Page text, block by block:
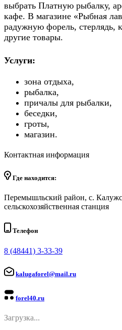
выбрать Платную рыбалку,
кафе. В магазине «Рыбная
радужную форель, стерлядь,
другие товары.
Услуги:
зона отдыха,
рыбалка,
причалы для рыбалки,
беседки,
гроты,
магазин.
Контактная информация
Где находится:
Перемышльский район, с.
сельскохозяйственная станция
Телефон
8 (48441) 3-33-39
kalugaforel@mail.ru
forel40.ru
Загрузка...